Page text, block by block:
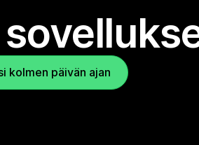
kolmen päivän ajan